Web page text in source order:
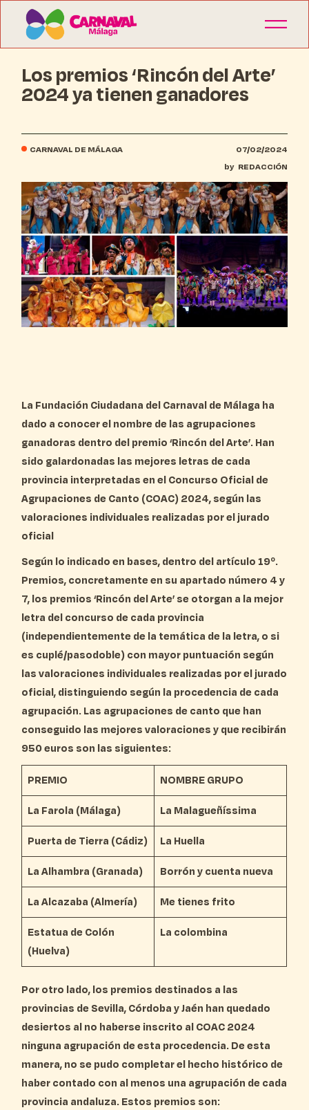
Los premios ‘Rincón del Arte’
2024 ya tienen ganadores
CARNAVAL DE MÁLAGA
07/02/2024
by REDACCIÓN
La Fundación Ciudadana del Carnaval de Málaga ha
dado a conocer el nombre de las agrupaciones
ganadoras dentro del premio ‘Rincón del Arte’. Han
sido galardonadas las mejores letras de cada
provincia interpretadas en el Concurso Oficial de
Agrupaciones de Canto (COAC) 2024, según las
valoraciones individuales realizadas por el jurado
oficial
Según lo indicado en bases, dentro del artículo 19º.
Premios, concretamente en su apartado número 4 y
7, los premios ‘Rincón del Arte’ se otorgan a la mejor
letra del concurso de cada provincia
(independientemente de la temática de la letra, o si
es cuplé/pasodoble) con mayor puntuación según
las valoraciones individuales realizadas por el jurado
oficial, distinguiendo según la procedencia de cada
agrupación. Las agrupaciones de canto que han
conseguido las mejores valoraciones y que recibirán
950 euros son las siguientes:
PREMIO NOMBRE GRUPO
La Farola (Málaga) La Malagueñíssima
Puerta de Tierra (Cádiz) La Huella
La Alhambra (Granada) Borrón y cuenta nueva
La Alcazaba (Almería) Me tienes frito
Estatua de Colón
(Huelva)
La colombina
Por otro lado, los premios destinados a las
provincias de Sevilla, Córdoba y Jaén han quedado
desiertos al no haberse inscrito al COAC 2024
ninguna agrupación de esta procedencia. De esta
manera, no se pudo completar el hecho histórico de
haber contado con al menos una agrupación de cada
provincia andaluza. Estos premios son: